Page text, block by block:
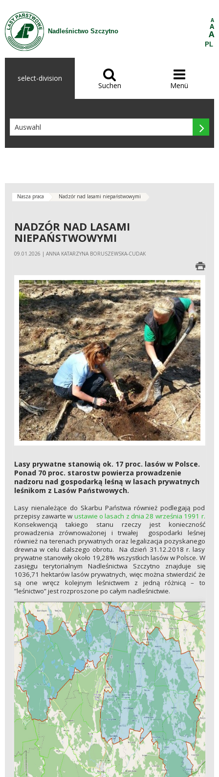
Zum Inhalt wechseln
Nadleśnictwo Szczytno
A
A
A
PL
select-division 
Suchen

Menü

Nasza praca Nadzór nad lasami niepaństwowymi
NADZÓR NAD LASAMI
NIEPAŃSTWOWYMI
09.01.2026 | ANNA KATARZYNA BORUSZEWSKA-CUDAK
Lasy prywatne stanowią ok. 17 proc. lasów w Polsce.
Ponad 70 proc. starostw powierza prowadzenie
nadzoru nad gospodarką leśną w lasach prywatnych
leśnikom z Lasów Państwowych.
Lasy nienależące do Skarbu Państwa również podlegają pod
przepisy zawarte w ustawie o lasach z dnia 28 września 1991 r.
Konsekwencją takiego stanu rzeczy jest konieczność
prowadzenia zrównoważonej i trwałej gospodarki leśnej
również na terenach prywatnych oraz legalizacja pozyskanego
drewna w celu dalszego obrotu. Na dzień 31.12.2018 r. lasy
prywatne stanowiły około 19,28% wszystkich lasów w Polsce. W
zasięgu terytorialnym Nadleśnictwa Szczytno znajduje się
1036,71 hektarów lasów prywatnych, więc można stwierdzić że
są one wręcz kolejnym leśnictwem z jedną różnicą – to
”leśnictwo” jest rozproszone po całym nadleśnictwie.